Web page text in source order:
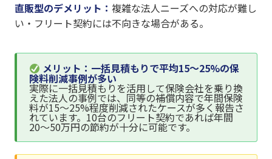
直販型のデメリット： 複雑な法人ニーズへの対応が難し
い・フリート契約には不向きな場合がある。
メリット：一括見積もりで平均15〜25%の保
険料削減事例が多い
実際に一括見積もりを活用して保険会社を乗り換
えた法人の事例では、同等の補償内容で年間保険
料が15〜25%程度削減されたケースが多く報告さ
れています。10台のフリート契約であれば年間
20〜50万円の節約が十分に可能です。